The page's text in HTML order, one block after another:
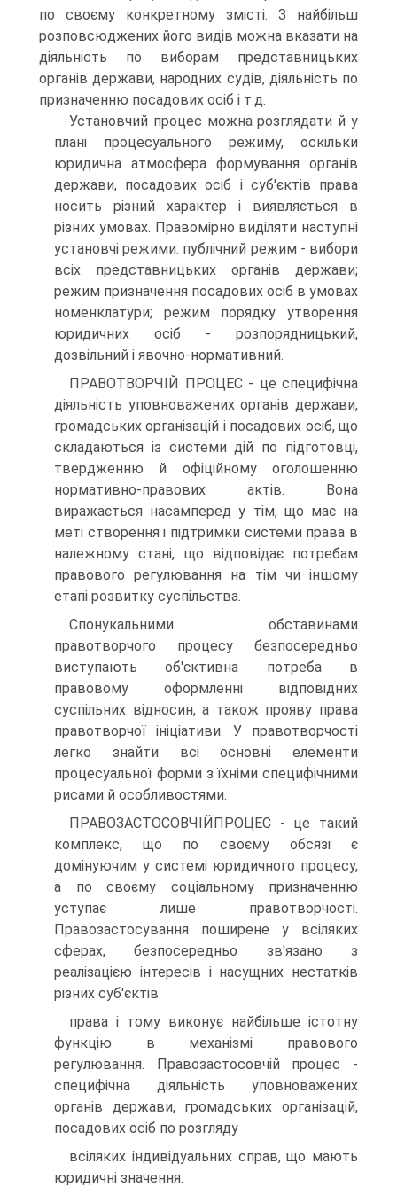
по своєму конкретному змісті. З найбільш
розповсюджених його видів можна вказати на
діяльність по виборам представницьких
органів держави, народних судів, діяльність по
призначенню посадових осіб і т.д.
Установчий процес можна розглядати й у
плані процесуального режиму, оскільки
юридична атмосфера формування органів
держави, посадових осіб і суб'єктів права
носить різний характер і виявляється в
різних умовах. Правомірно виділяти наступні
установчі режими: публічний режим - вибори
всіх представницьких органів держави;
режим призначення посадових осіб в умовах
номенклатури; режим порядку утворення
юридичних осіб - розпорядницький,
дозвільний і явочно-нормативний.
ПРАВОТВОРЧІЙ ПРОЦЕС - це специфічна
діяльність уповноважених органів держави,
громадських організацій і посадових осіб, що
складаються із системи дій по підготовці,
твердженню й офіційному оголошенню
нормативно-правових актів. Вона
виражається насамперед у тім, що має на
меті створення і підтримки системи права в
належному стані, що відповідає потребам
правового регулювання на тім чи іншому
етапі розвитку суспільства.
Спонукальними обставинами
правотворчого процесу безпосередньо
виступають об'єктивна потреба в
правовому оформленні відповідних
суспільних відносин, а також прояву права
правотворчої ініціативи. У правотворчості
легко знайти всі основні елементи
процесуальної форми з їхніми специфічними
рисами й особливостями.
ПРАВОЗАСТОСОВЧІЙПРОЦЕС - це такий
комплекс, що по своєму обсязі є
домінуючим у системі юридичного процесу,
а по своєму соціальному призначенню
уступає лише правотворчості.
Правозастосування поширене у всіляких
сферах, безпосередньо зв'язано з
реалізацією інтересів і насущних нестатків
різних суб'єктів
права і тому виконує найбільше істотну
функцію в механізмі правового
регулювання. Правозастосовчій процес -
специфічна діяльність уповноважених
органів держави, громадських організацій,
посадових осіб по розгляду
всіляких індивідуальних справ, що мають
юридичні значення.